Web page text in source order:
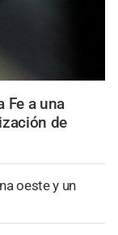
Fe a una
de
oeste y un